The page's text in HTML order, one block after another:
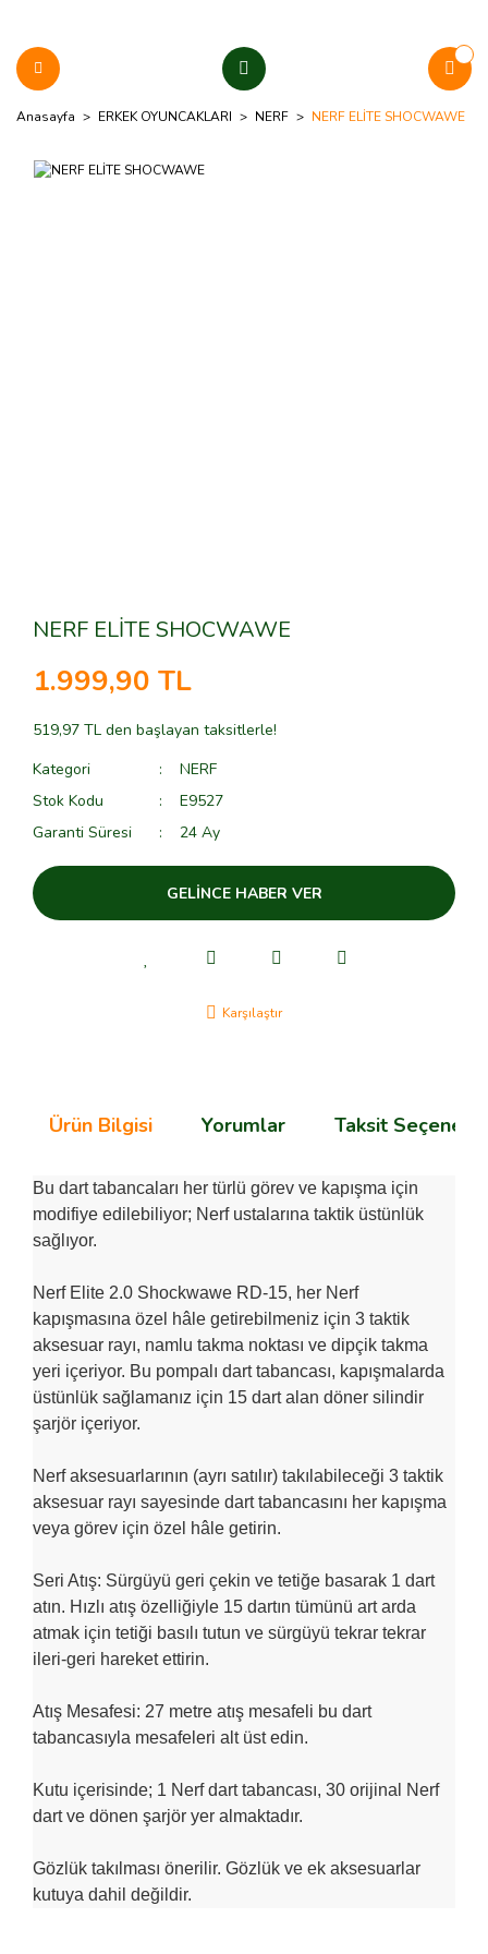
Anasayfa ERKEK OYUNCAKLARI NERF NERF ELİTE SHOCWAWE
NERF ELİTE SHOCWAWE
1.999,90 TL
519,97 TL den başlayan taksitlerle!
Kategori
NERF
Stok Kodu
E9527
Garanti Süresi
24 Ay
GELİNCE HABER VER
Karşılaştır
Ürün Bilgisi Yorumlar Taksit
Bu dart tabancaları her türlü görev ve kapışma için
modifiye edilebiliyor; Nerf ustalarına taktik üstünlük
sağlıyor.
Nerf Elite 2.0 Shockwawe RD-15, her Nerf
kapışmasına özel hâle getirebilmeniz için 3 taktik
aksesuar rayı, namlu takma noktası ve dipçik takma
yeri içeriyor. Bu pompalı dart tabancası, kapışmalarda
üstünlük sağlamanız için 15 dart alan döner silindir
şarjör içeriyor.
Nerf aksesuarlarının (ayrı satılır) takılabileceği 3 taktik
aksesuar rayı sayesinde dart tabancasını her kapışma
veya görev için özel hâle getirin.
Seri Atış: Sürgüyü geri çekin ve tetiğe basarak 1 dart
atın. Hızlı atış özelliğiyle 15 dartın tümünü art arda
atmak için tetiği basılı tutun ve sürgüyü tekrar tekrar
ileri-geri hareket ettirin.
Atış Mesafesi: 27 metre atış mesafeli bu dart
tabancasıyla mesafeleri alt üst edin.
Kutu içerisinde; 1 Nerf dart tabancası, 30 orijinal Nerf
dart ve dönen şarjör yer almaktadır.
Gözlük takılması önerilir. Gözlük ve ek aksesuarlar
kutuya dahil değildir.